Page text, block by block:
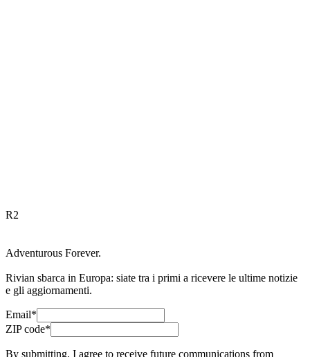
R2
Adventurous Forever.
Rivian sbarca in Europa: siate tra i primi a ricevere le ultime notizie
e gli aggiornamenti.
Email*
ZIP code*
By submitting, I agree to receive future communications from